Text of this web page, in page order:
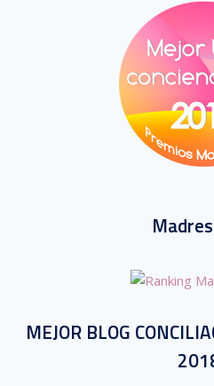
MEJOR BLOG